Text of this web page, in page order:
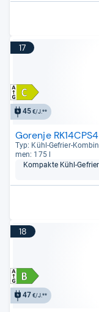
17
45€/J.**
Gorenje RK14CPS4
Typ: Kühl-​Gefrier-​
men: 175 l
Kom­pakte Kühl-​
18
47 €/J.**